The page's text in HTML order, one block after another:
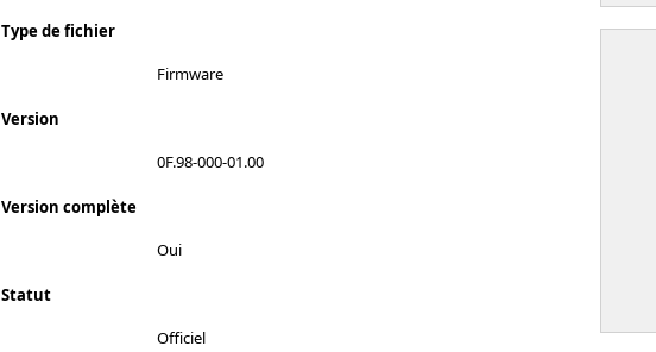
Type de fichier
Firmware
Version
0F.98-000-01.00
Version complète
Oui
Statut
Officiel